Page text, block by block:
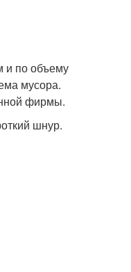
и по объему
мусора.
фирмы.
шнур.